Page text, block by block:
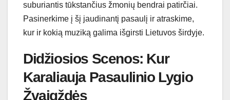
suburiantis tūkstančius žmonių bendrai patirčiai.
Pasinerkime į šį jaudinantį pasaulį ir atraskime,
kur ir kokią muziką galima išgirsti Lietuvos širdyje.
Didžiosios Scenos: Kur
Karaliauja Pasaulinio Lygio
Žvaigždės